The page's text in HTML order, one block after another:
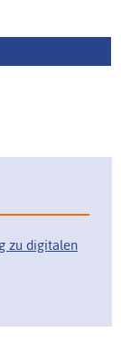
zu digitalen